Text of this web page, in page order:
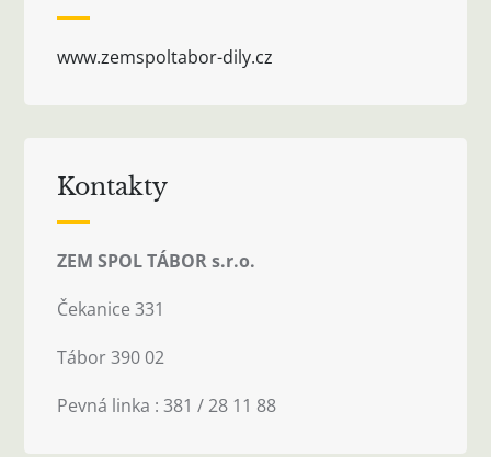
www.zemspoltabor-dily.cz
Kontakty
ZEM SPOL TÁBOR s.r.o.
Čekanice 331
Tábor 390 02
Pevná linka : 381 / 28 11 88